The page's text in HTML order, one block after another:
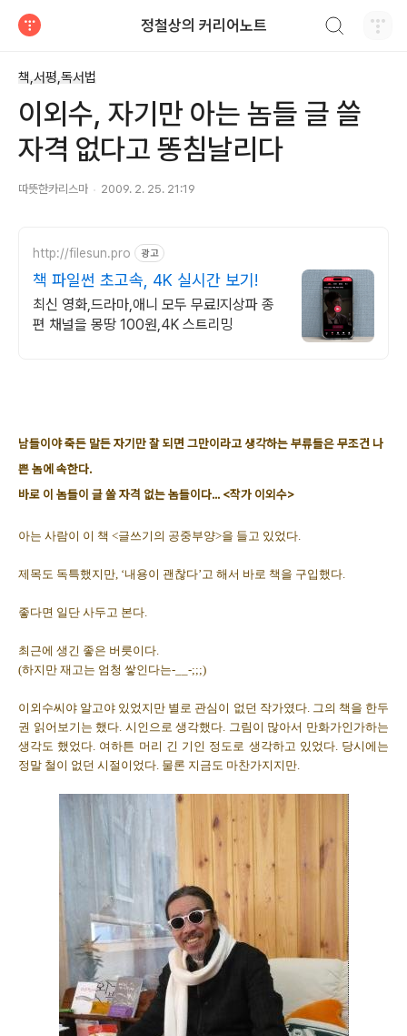
정철상의 커리어노트
책,서평,독서법
이외수, 자기만 아는 놈들 글 쓸
자격 없다고 똥침날리다
따뜻한카리스마 2009. 2. 25. 21:19
http://filesun.pro 광고
책 파일썬 초고속, 4K 실시간 보기!
최신 영화,드라마,애니 모두 무료!지상파 종
편 채널을 몽땅 100원,4K 스트리밍
남들이야 죽든 말든 자기만 잘 되면 그만이라고 생각하는 부류들은 무조건 나
쁜 놈에 속한다.
바로 이 놈들이 글 쓸 자격 없는 놈들이다... <작가 이외수>
아는 사람이 이 책 <글쓰기의 공중부양>을 들고 있었다.
제목도 독특했지만, ‘내용이 괜찮다’고 해서 바로 책을 구입했다.
좋다면 일단 사두고 본다.
최근에 생긴 좋은 버릇이다.
(하지만 재고는 엄청 쌓인다는-__-;;;)
이외수씨야 알고야 있었지만 별로 관심이 없던 작가였다. 그의 책을 한두
권 읽어보기는 했다. 시인으로 생각했다. 그림이 많아서 만화가인가하는
생각도 했었다. 여하튼 머리 긴 기인 정도로 생각하고 있었다. 당시에는
정말 철이 없던 시절이었다. 물론 지금도 마찬가지지만.